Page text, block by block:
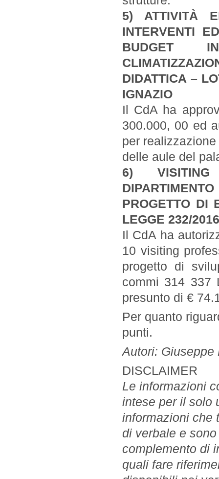
5) ATTIVITÀ
INTERVENTI
BUDGET
DIDATTICA –
IGNAZIO
Il CdA ha
300.000, 00 ed
per
delle aule del
6) VISITING
PROGETTO DI
LEGGE 232/2016
Il CdA ha
10 visiting
progetto di
commi 314 337
presunto di €
Per quanto
punti.
Autori: Giuseppe
DISCLAIMER
Le informazioni
intese per il solo
informazioni che
di verbale e
complemento di
quali fare